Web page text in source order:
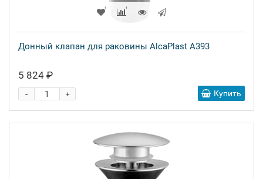
Донный клапан для раковины AlcaPlast A393
5 824 ₽
+
- Купить